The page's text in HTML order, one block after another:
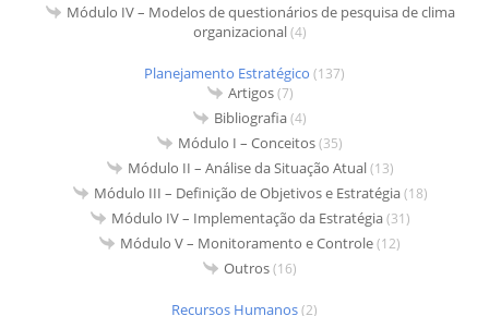
Módulo IV – Modelos de questionários de pesquisa de clima
organizacional(4)
Planejamento Estratégico (137)
Artigos(7)
Bibliografia(4)
Módulo I – Conceitos(35)
Módulo II – Análise da Situação Atual(13)
Módulo III – Definição de Objetivos e Estratégia(18)
Módulo IV – Implementação da Estratégia(31)
Módulo V – Monitoramento e Controle(12)
Outros(16)
Recursos Humanos(2)